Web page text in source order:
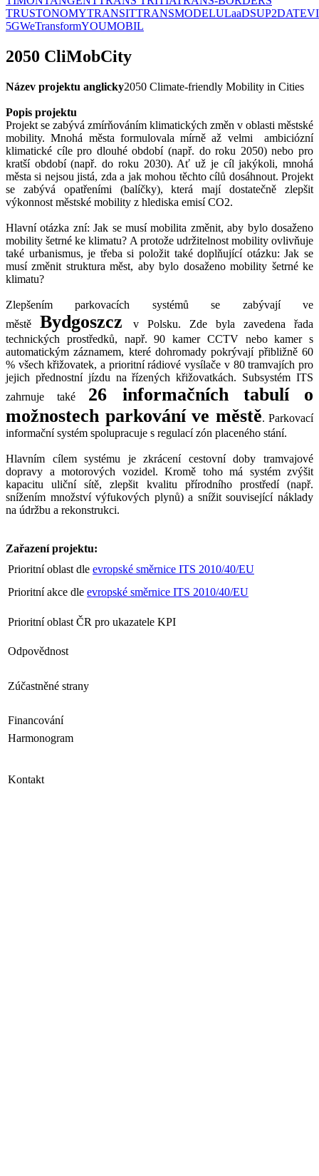
TRUSTONOMYTRANSITTRANSMODELULaaDSUP2DATE
5GWeTransformYOUMOBIL
2050 CliMobCity
Název projektu anglicky2050 Climate-friendly Mobility in Cities
Popis projektu
Projekt se zabývá zmírňováním klimatických změn v oblasti městské
mobility. Mnohá města formulovala mírně až velmi ambiciózní
klimatické cíle pro dlouhé období (např. do roku 2050) nebo pro
kratší období (např. do roku 2030). Ať už je cíl jakýkoli, mnohá
města si nejsou jistá, zda a jak mohou těchto cílů dosáhnout. Projekt
se zabývá opatřeními (balíčky), která mají dostatečně zlepšit
výkonnost městské mobility z hlediska emisí CO2.
Hlavní otázka zní: Jak se musí mobilita změnit, aby bylo dosaženo
mobility šetrné ke klimatu? A protože udržitelnost mobility ovlivňuje
také urbanismus, je třeba si položit také doplňující otázku: Jak se
musí změnit struktura měst, aby bylo dosaženo mobility šetrné ke
klimatu?
Zlepšením parkovacích systémů se zabývají ve
městě Bydgoszcz
v Polsku. Zde byla zavedena řada
technických prostředků, např. 90 kamer CCTV nebo kamer s
automatickým záznamem, které dohromady pokrývají přibližně 60
% všech křižovatek, a prioritní rádiové vysílače v 80 tramvajích pro
jejich přednostní jízdu na řízených křižovatkách. Subsystém ITS
zahrnuje také 26 informačních tabulí o
možnostech parkování ve městě. Parkovací
informační systém spolupracuje s regulací zón placeného stání.
Hlavním cílem systému je zkrácení cestovní doby tramvajové
dopravy a motorových vozidel. Kromě toho má systém zvýšit
kapacitu uliční sítě, zlepšit kvalitu přírodního prostředí (např.
snížením množství výfukových plynů) a snížit související náklady
na údržbu a rekonstrukci.
Zařazení projektu:
Prioritní oblast dle evropské směrnice ITS 2010/40/EU
Prioritní akce dle evropské směrnice ITS 2010/40/EU
Prioritní oblast ČR pro ukazatele KPI
Odpovědnost
Zúčastněné strany
Financování
Harmonogram
Kontakt